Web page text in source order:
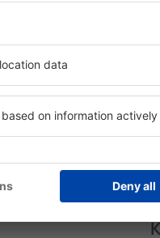
folosind
date cu locuri de
garanție că veți
de căutare
out, adăugați
Rezultatele
selectată.
orașului,